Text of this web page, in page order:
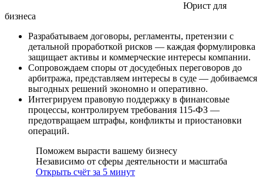
Юрист для
бизнеса
Разрабатываем договоры, регламенты, претензии с
детальной проработкой рисков — каждая формулировка
защищает активы и коммерческие интересы компании.
Сопровождаем споры от досудебных переговоров до
арбитража, представляем интересы в суде — добиваемся
выгодных решений экономно и оперативно.
Интегрируем правовую поддержку в финансовые
процессы, контролируем требования 115-ФЗ —
предотвращаем штрафы, конфликты и приостановки
операций.
Поможем вырасти вашему бизнесу
Независимо от сферы деятельности и масштаба
Открыть счёт за 5 минут